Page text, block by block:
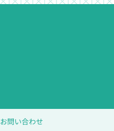
お問い合わせ